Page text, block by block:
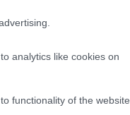
analytics like cookies on
functionality of the website
δημοσίευσε λίγο
τον τίτλο,
πειραχτικές
ομάδα του Τορόντο,
μνήμης για Καναδούς